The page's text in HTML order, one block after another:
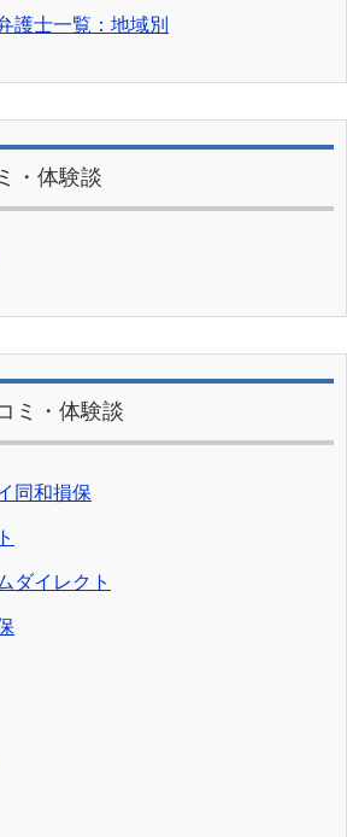
護士一覧：地域別
・体験談
ミ・体験談
同和損保
ダイレクト